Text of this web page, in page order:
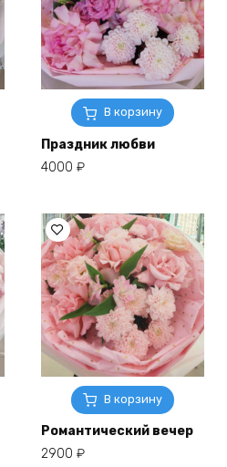
В корзину
Праздник любви
4000 ₽
В корзину
Романтический вечер
2900 ₽